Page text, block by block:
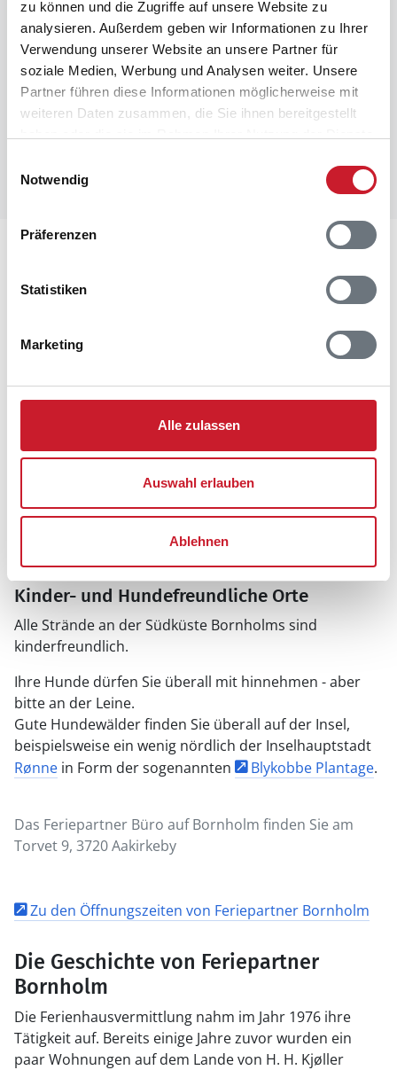
zu können und die Zugriffe auf unsere Website zu
analysieren. Außerdem geben wir Informationen zu Ihrer
Verwendung unserer Website an unsere Partner für
soziale Medien, Werbung und Analysen weiter. Unsere
Partner führen diese Informationen möglicherweise mit
weiteren Daten zusammen, die Sie ihnen bereitgestellt
Notwendig
Präferenzen
Statistiken
Marketing
Alle zulassen
Auswahl erlauben
Ablehnen
Feriepartner Bornholm fbo4715
Alle Ferienhäuser von Feriepartner auf
Auf Bornholm gibt es unglaublich viel zu sehen und zu
wenig abseits der "gewöhnlichen"
möchten wir beispielsweise unbedingt einige der
ans Herz legen. Mehr dazu können Sie im Buch "
tur i Bornholms natur" nachlesen.
Schöne Städte in der Nähe
Die StadtSvanekewurde im Jahr 2013 zu Dänemarks
schönster Handelsstadt gekürt und ist somit definitiv
einen Besuch wert!
Kinder- und Hundefreundliche Orte
Alle Strände an der Südküste Bornholms sind
kinderfreundlich.
Ihre Hunde dürfen Sie überall mit hinnehmen - aber
bitte an der Leine.
Gute Hundewälder finden Sie überall auf der Insel,
beispielsweise ein wenig nördlich der Inselhauptstadt
Rønne in Form der sogenannten Blykobbe Plantage.
Das Feriepartner Büro auf Bornholm finden Sie am
Torvet 9, 3720 Aakirkeby
Zu den Öffnungszeiten von Feriepartner Bornholm
Die Geschichte von Feriepartner
Bornholm
Die Ferienhausvermittlung nahm im Jahr 1976 ihre
Tätigkeit auf. Bereits einige Jahre zuvor wurden ein
paar Wohnungen auf dem Lande von H. H. Kjøller